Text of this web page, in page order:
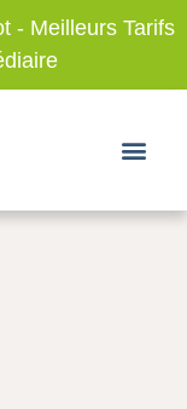
- Meilleurs Tarifs